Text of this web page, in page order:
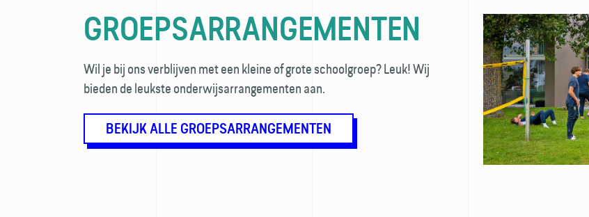
GROEPSARRANGEMENTEN
Wil je bij ons verblijven met een kleine of grote schoolgroep? Leuk! Wij
bieden de leukste onderwijsarrangementen aan.
BEKIJK ALLE GROEPSARRANGEMENTEN